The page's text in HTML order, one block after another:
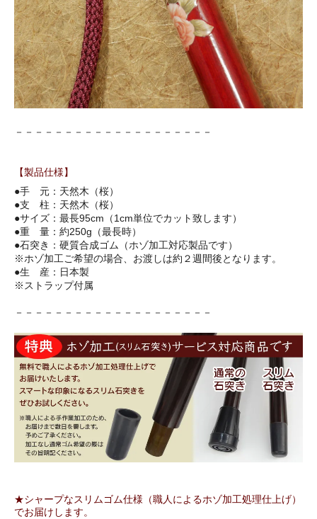
－－－－－－－－－－－－－－－－－－－－
【製品仕様】
●手 元：天然木（桜）
●支 柱：天然木（桜）
●サイズ：最長95cm（1cm単位でカット致します）
●重 量：約250g（最長時）
●石突き：硬質合成ゴム（ホゾ加工対応製品です）
※ホゾ加工ご希望の場合、お渡しは約２週間後となります。
●生 産：日本製
※ストラップ付属
－－－－－－－－－－－－－－－－－－－－
★シャープなスリムゴム仕様（職人によるホゾ加工処理仕上げ）
でお届けします。